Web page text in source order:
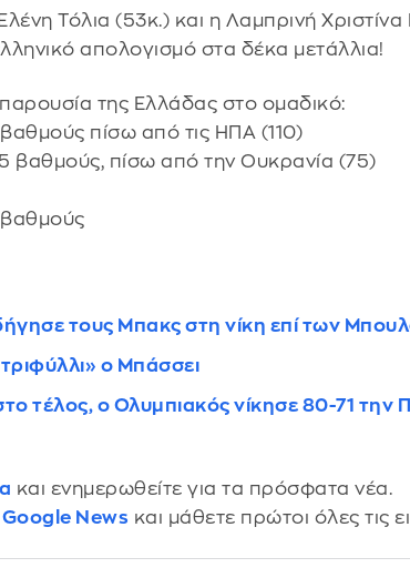
Τόλια (53κ.) και η Λαμπρινή
απολογισμό στα δέκα μετάλλια!
παρουσία της Ελλάδας στο ομαδικό:
πίσω από τις ΗΠΑ (110)
βαθμούς, πίσω από την Ουκρανία (75)
βαθμούς
τους Μπακς στη νίκη επί των
ο Μπάσσει
τέλος, ο Ολυμπιακός νίκησε 80-71 την
και ενημερωθείτε για τα πρόσφατα νέα.
News και μάθετε πρώτοι όλες τις